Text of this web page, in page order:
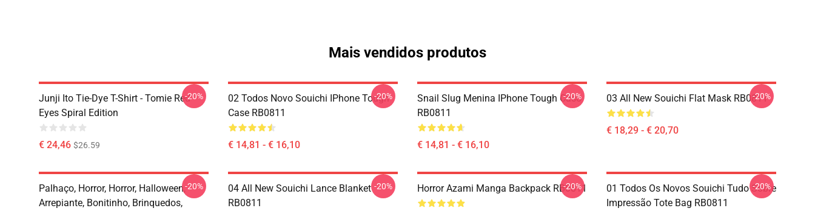
Mais vendidos produtos
Junji Ito Tie-Dye T-Shirt - Tomie Red
Eyes Spiral Edition
€ 24,46 $26.59
-20%
02 Todos Novo Souichi IPhone Tough
Case RB0811
€ 14,81 - € 16,10
-20%
Snail Slug Menina IPhone Tough Caso
RB0811
€ 14,81 - € 16,10
-20% 03 All New Souichi Flat Mask RB0811
€ 18,29 - € 20,70
-20%
Palhaço, Horror, Horror, Halloween,
Arrepiante, Bonitinho, Brinquedos,
-20%
04 All New Souichi Lance Blanket
RB0811
-20% Horror Azami Manga Backpack RB0811
-20%
01 Todos Os Novos Souichi Tudo Sobre
Impressão Tote Bag RB0811
-20%